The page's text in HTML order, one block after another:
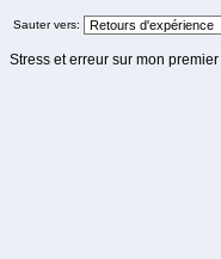
Sauter vers:
Stress et erreur sur mon premier